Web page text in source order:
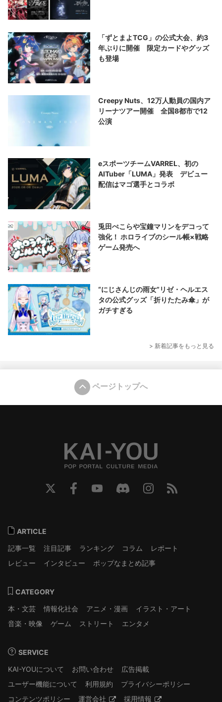
「ずとまよTCG」の公式大会、約3
年ぶりに開催 限定カードやグッズ
も登場
Creepy Nuts、12万人動員の国内ア
リーナツアー開催 全国8都市で12
公演
eスポーツチームVARREL、初の
AITuber「LUMA」発表 デビュー
配信はマゴ選手とコラボ
兎田ぺこらや宝鐘マリンをデコって
強化！ ホロライブのシール帳×戦略
ゲーム発売へ
“にじさんじの雨女”リゼ・ヘルエス
タの公式グッズ「折りたたみ傘」が
ガチすぎる
> 新着記事をもっと見る
ページトップへ
ARTICLE
記事一覧
注目記事 ランキング コラム
レポート
レビュー
インタビュー ポップなまとめ記事
CATEGORY
本・文芸
情報化社会 アニメ・漫画
イラスト・アート
音楽・映像
ゲーム ストリート エンタメ
SERVICE
KAI-YOUについて
お問い合わせ
広告掲載
ユーザー機能について
利用規約
プライバシーポリシー
コンテンツポリシー
運営会社 採用情報